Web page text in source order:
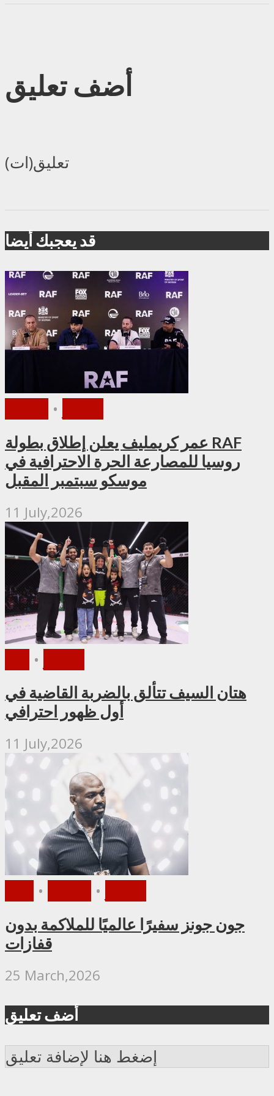
أضف تعليق
تعليق(ات)
قد يعجبك أيضا
•
عمر كريمليف يعلن إطلاق بطولة RAF
روسيا للمصارعة الحرة الاحترافية في
موسكو سبتمبر المقبل
11 July,2026
•
هتان السيف تتألق بالضربة القاضية في
أول ظهور احترافي
11 July,2026
• •
جون جونز سفيرًا عالميًا للملاكمة بدون
قفازات
25 March,2026
أضف تعليق
إضغط هنا لإضافة تعليق